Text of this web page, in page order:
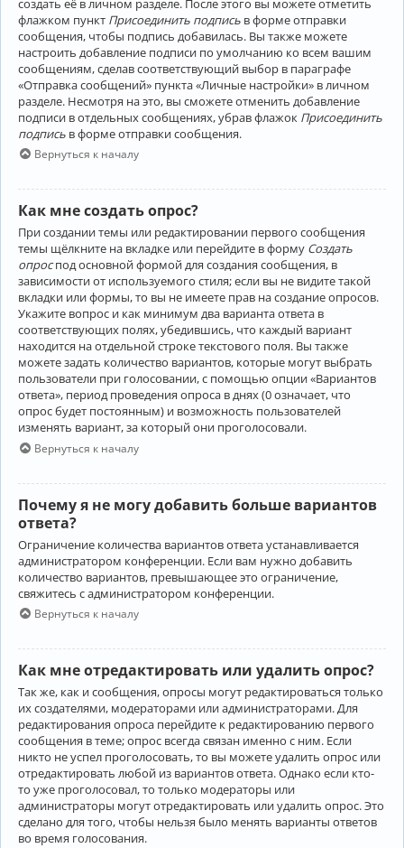
флажком пункт Присоединить подпись в форме отправки
сообщения, чтобы подпись добавилась. Вы также можете
настроить добавление подписи по умолчанию ко всем вашим
сообщениям, сделав соответствующий выбор в параграфе
«Отправка сообщений» пункта «Личные настройки» в личном
разделе. Несмотря на это, вы сможете отменить добавление
подписи в отдельных сообщениях, убрав флажок Присоединить
подпись в форме отправки сообщения.
Вернуться к началу
Как мне создать опрос?
При создании темы или редактировании первого сообщения
темы щёлкните на вкладке или перейдите в форму Создать
опроспод основной формой для создания сообщения, в
зависимости от используемого стиля; если вы не видите такой
вкладки или формы, то вы не имеете прав на создание опросов.
Укажите вопрос и как минимум два варианта ответа в
соответствующих полях, убедившись, что каждый вариант
находится на отдельной строке текстового поля. Вы также
можете задать количество вариантов, которые могут выбрать
пользователи при голосовании, с помощью опции «Вариантов
ответа», период проведения опроса в днях (0 означает, что
опрос будет постоянным) и возможность пользователей
изменять вариант, за который они проголосовали.
Вернуться к началу
Почему я не могу добавить больше вариантов
ответа?
Ограничение количества вариантов ответа устанавливается
администратором конференции. Если вам нужно добавить
количество вариантов, превышающее это ограничение,
свяжитесь с администратором конференции.
Вернуться к началу
Как мне отредактировать или удалить опрос?
Так же, как и сообщения, опросы могут редактироваться только
их создателями, модераторами или администраторами. Для
редактирования опроса перейдите к редактированию первого
сообщения в теме; опрос всегда связан именно с ним. Если
никто не успел проголосовать, то вы можете удалить опрос или
отредактировать любой из вариантов ответа. Однако если кто-
то уже проголосовал, то только модераторы или
администраторы могут отредактировать или удалить опрос. Это
сделано для того, чтобы нельзя было менять варианты ответов
во время голосования.